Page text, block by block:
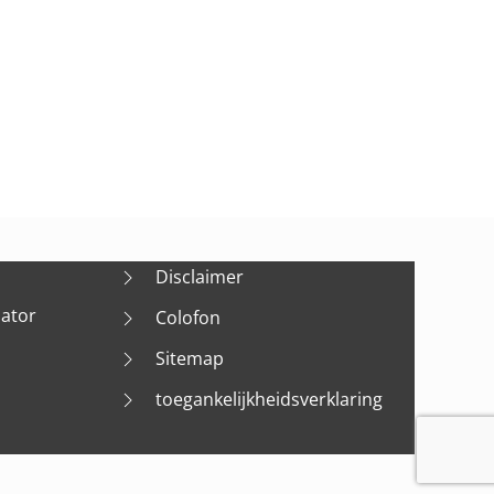
Disclaimer
Colofon
Sitemap
toegankelijkheidsverklaring